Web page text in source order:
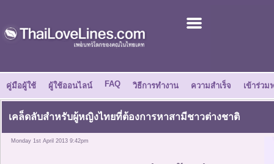
ศูนย์ข่าว
เกี่ยวกับเรา
คู่มือผู้ใช้ ผู้ใช้ออนไลน์ FAQ วิธีการทำงาน ความสำเร็จ เข้าร่วม
เคล็ดลับสำหรับผู้หญิงไทยที่ต้องการหาสามีชาวต่างชาติ
Monday 1st April 2013 9:42pm